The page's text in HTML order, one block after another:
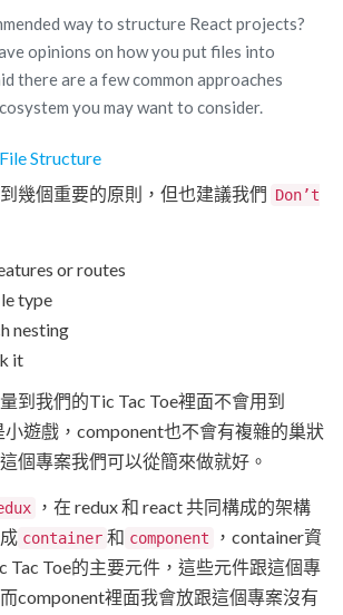
way to structure React projects?
opinions on how you put files into
there are a few common approaches
you may want to consider.
Structure
幾個重要的原則，但也建議我們
Don’t
or routes
type
nesting
it
到我們的Tic Tac Toe裡面不會用到
遊戲，component也不會有複雜的巢狀
個專案我們可以從簡來做就好。
，在 redux 和 react 共同構成的架構
container 和 component
，container資
Tac Toe的主要元件，這些元件跟這個專
component裡面我會放跟這個專案沒有